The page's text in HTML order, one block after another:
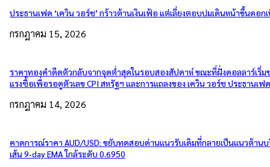
ประธานเฟด ‘เควิน วอร์ช’ กร้าวต้านเงินเฟ้อ แต่เลี่ยงตอบปมเดินหน้าขึ้นดอก
กรกฎาคม 15, 2026
ราคาทองคำดีดตัวกลับจากจุดต่ำสุดในรอบสองสัปดาห์ ขณะที่ฝั่งดอลลาร์เริ่ม
แรงซื้อเพื่อรอดูตัวเลข CPI สหรัฐฯ และการแถลงของ เควิน วอร์ช ประธานเฟด
กรกฎาคม 14, 2026
คาดการณ์ราคา AUD/USD: ขยับทดสอบด่านแนวรับเดิมที่กลายเป็นแนวต้านบ
เส้น 9-day EMA ใกล้ระดับ 0.6950